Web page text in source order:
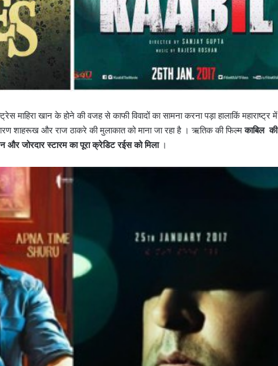
माहिरा खान के होने की वजह से काफी विवादों का सामना करना पड़ा हालाकिं महाराष्ट्र में
शाहरूख और राज ठाकरे की मुलाकात को माना जा रहा है । ऋतिक की फिल्मकाबिल की
जोरदार स्टारम का पूरा क्रेडिट रईस को मिला।